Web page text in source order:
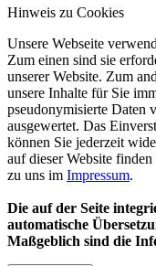
Hinweis zu Cookies
Unsere Webseite
Zum einen sind sie
unserer Website. Zum
unsere Inhalte für Sie
pseudonymisierte Daten
ausgewertet. Das
können Sie jederzeit
auf dieser Website
zu uns im Impressum.
Die auf der Seite
automatische
Maßgeblich sind die